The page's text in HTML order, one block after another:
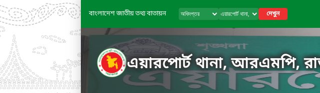
বাংলাদেশ জাতীয় তথ্য বাতায়ন দেখুন
এয়ারপোর্ট থানা, আরএমপি,